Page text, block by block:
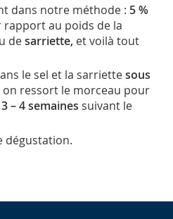
dans notre méthode : 5 %
au poids de la
desarriette, et voilà tout
le sel et la sarriettesous
on ressort le morceau pour
3 – 4 semaines suivant le
dégustation.